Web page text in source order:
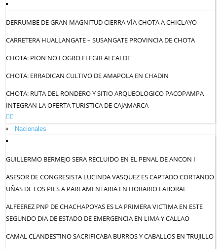
DERRUMBE DE GRAN MAGNITUD CIERRA VÍA CHOTA A CHICLAYO
CARRETERA HUALLANGATE – SUSANGATE PROVINCIA DE CHOTA
CHOTA: PION NO LOGRO ELEGIR ALCALDE
CHOTA: ERRADICAN CULTIVO DE AMAPOLA EN CHADIN
CHOTA: RUTA DEL RONDERO Y SITIO ARQUEOLOGICO PACOPAMPA
INTEGRAN LA OFERTA TURISTICA DE CAJAMARCA
Nacionales
GUILLERMO BERMEJO SERA RECLUIDO EN EL PENAL DE ANCON I
ASESOR DE CONGRESISTA LUCINDA VASQUEZ ES CAPTADO CORTANDO
UÑAS DE LOS PIES A PARLAMENTARIA EN HORARIO LABORAL
ALFEEREZ PNP DE CHACHAPOYAS ES LA PRIMERA VICTIMA EN ESTE
SEGUNDO DIA DE ESTADO DE EMERGENCIA EN LIMA Y CALLAO
CAMAL CLANDESTINO SACRIFICABA BURROS Y CABALLOS EN TRUJILLO